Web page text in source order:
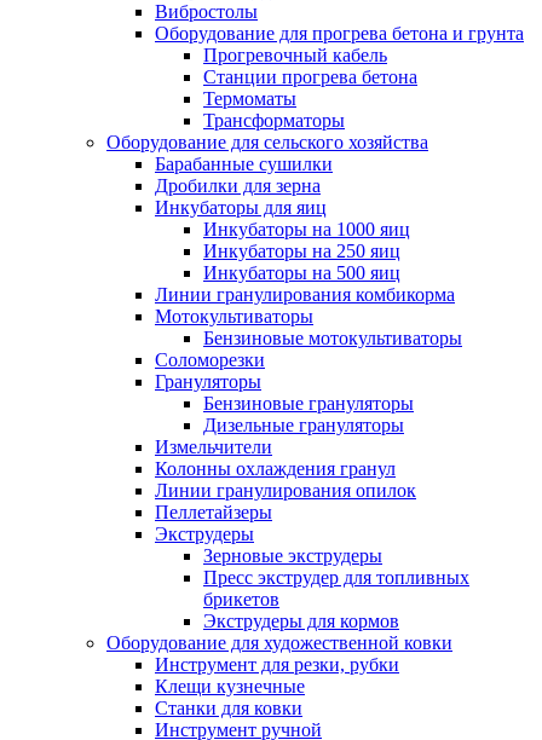
Вибростолы
Оборудование для прогрева бетона и грунта
Прогревочный кабель
Станции прогрева бетона
Термоматы
Трансформаторы
Оборудование для сельского хозяйства
Барабанные сушилки
Дробилки для зерна
Инкубаторы для яиц
Инкубаторы на 1000 яиц
Инкубаторы на 250 яиц
Инкубаторы на 500 яиц
Линии гранулирования комбикорма
Мотокультиваторы
Бензиновые мотокультиваторы
Соломорезки
Грануляторы
Бензиновые грануляторы
Дизельные грануляторы
Измельчители
Колонны охлаждения гранул
Линии гранулирования опилок
Пеллетайзеры
Экструдеры
Зерновые экструдеры
Пресс экструдер для топливных
брикетов
Экструдеры для кормов
Оборудование для художественной ковки
Инструмент для резки, рубки
Клещи кузнечные
Станки для ковки
Инструмент ручной